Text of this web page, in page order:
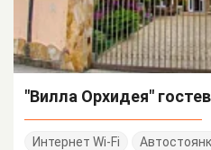
"Вилла Орхидея"
Интернет Wi-Fi